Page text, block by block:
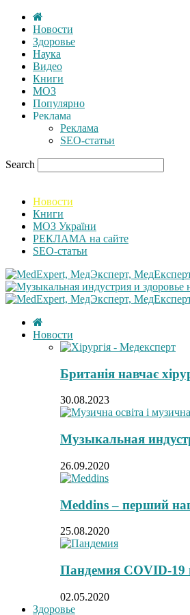
Новости
Здоровье
Наука
Видео
Книги
МОЗ
Популярно
Реклама
Реклама
SEO-статьи
Search
Новости
Книги
МОЗ України
РЕКЛАМА на сайте
SEO-статьи
Новости
Британія навчає
30.08.2023
Музыкальная
26.09.2020
Meddins – перший
25.08.2020
Пандемия COVID-19
02.05.2020
Здоровье